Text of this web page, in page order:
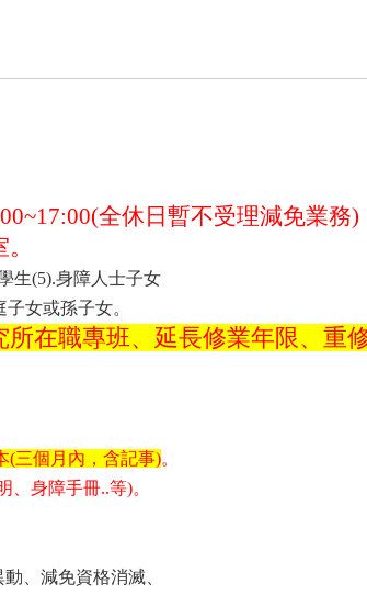
全休日暫不受理減免業務)
生(5).身障人士子女
女或孫子女。
在職專班、延長修業年限、重
(三個月內，含記事)。
、身障手冊..等)。
、減免資格消滅、